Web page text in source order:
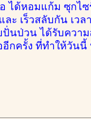
อ ได้หอมแก้ม ซุกไ
ะ เร็วสลับกัน เว
ปั่นป่วน ได้รับควา
กครั้ง ที่ทำให้วันนี้